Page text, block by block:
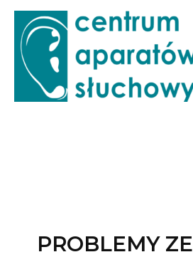
Skip
content
PROBLEMY ZE